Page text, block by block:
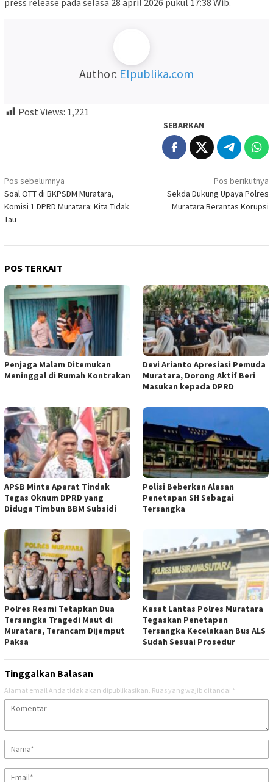
press release pada selasa 28 april 2026 pukul 17:38 Wib.
Author: Elpublika.com
Post Views: 1,221
SEBARKAN
Navigasi
pos
Pos sebelumnya
Soal OTT di BKPSDM Muratara,
Komisi 1 DPRD Muratara: Kita Tidak
Tau
Pos berikutnya
Sekda Dukung Upaya Polres
Muratara Berantas Korupsi
POS TERKAIT
Penjaga Malam Ditemukan
Meninggal di Rumah Kontrakan
Devi Arianto Apresiasi Pemuda
Muratara, Dorong Aktif Beri
Masukan kepada DPRD
APSB Minta Aparat Tindak
Tegas Oknum DPRD yang
Diduga Timbun BBM Subsidi
Polisi Beberkan Alasan
Penetapan SH Sebagai
Tersangka
Polres Resmi Tetapkan Dua
Tersangka Tragedi Maut di
Muratara, Terancam Dijemput
Paksa
Kasat Lantas Polres Muratara
Tegaskan Penetapan
Tersangka Kecelakaan Bus ALS
Sudah Sesuai Prosedur
Tinggalkan Balasan
Alamat email Anda tidak akan dipublikasikan. Ruas yang wajib ditandai *